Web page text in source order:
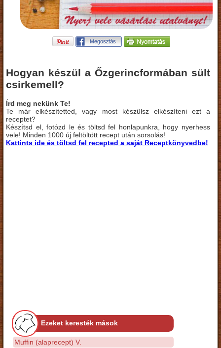
Hogyan készül a Őzgerincformában sült
csirkemell?
Írd meg nekünk Te!
Te már elkészítetted, vagy most készülsz elkészíteni ezt a
receptet?
Készítsd el, fotózd le és töltsd fel honlapunkra, hogy nyerhess
vele! Minden 1000 új feltöltött recept után sorsolás!
Kattints ide és töltsd fel recepted a saját Receptkönyvedbe!
Ezeket keresték mások
Muffin (alaprecept) V.